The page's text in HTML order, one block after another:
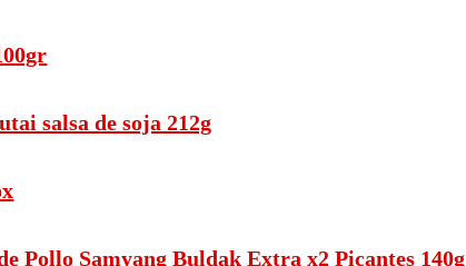
salsa de soja 212g
Pollo Samyang Buldak Extra x2 Picantes 140g